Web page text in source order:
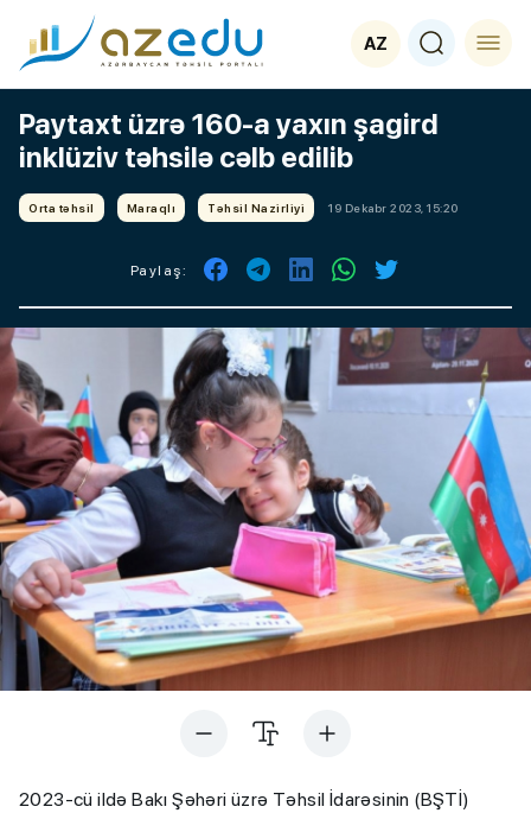
AZ
Paytaxt üzrə 160-a yaxın şagird
inklüziv təhsilə cəlb edilib
Orta təhsil Maraqlı Təhsil Nazirliyi 19 Dekabr 2023, 15:20
Paylaş:
2023-cü ildə Bakı Şəhəri üzrə Təhsil İdarəsinin (BŞTİ)